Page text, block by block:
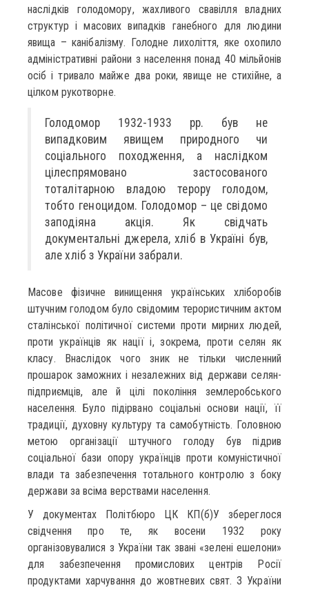
наслідків голодомору, жахливого свавілля владних
структур і масових випадків ганебного для людини
явища – канібалізму. Голодне лихоліття, яке охопило
адміністративні райони з населення понад 40 мільйонів
осіб і тривало майже два роки, явище не стихійне, а
цілком рукотворне.
Голодомор 1932-1933 рр. був не
випадковим явищем природного чи
соціального походження, а наслідком
цілеспрямовано застосованого
тоталітарною владою терору голодом,
тобто геноцидом. Голодомор – це свідомо
заподіяна акція. Як свідчать
документальні джерела, хліб в Україні був,
але хліб з України забрали.
Масове фізичне винищення українських хліборобів
штучним голодом було свідомим терористичним актом
сталінської політичної системи проти мирних людей,
проти українців як нації і, зокрема, проти селян як
класу. Внаслідок чого зник не тільки численний
прошарок заможних і незалежних від держави селян-
підприємців, але й цілі покоління землеробського
населення. Було підірвано соціальні основи нації, її
традиції, духовну культуру та самобутність. Головною
метою організації штучного голоду був підрив
соціальної бази опору українців проти комуністичної
влади та забезпечення тотального контролю з боку
держави за всіма верствами населення.
У документах Політбюро ЦК КП(б)У збереглося
свідчення про те, як восени 1932 року
організовувалися з України так звані «зелені ешелони»
для забезпечення промислових центрів Росії
продуктами харчування до жовтневих свят. З України